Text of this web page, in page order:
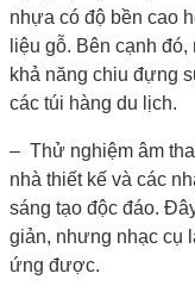
nhựa có độ bền cao
liệu gỗ. Bên cạnh
khả năng chiu đựng
các túi hàng du lịch.
– Thử nghiệm âm
nhà thiết kế và các
sáng tạo độc đáo.
giản, nhưng nhạc cụ
ứng được.